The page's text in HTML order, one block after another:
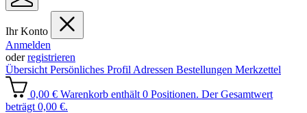
Ihr Konto
Anmelden
oderregistrieren
Übersicht Persönliches Profil Adressen Bestellungen Merkzettel
0,00 € Warenkorb enthält 0 Positionen. Der Gesamtwert
beträgt 0,00 €.